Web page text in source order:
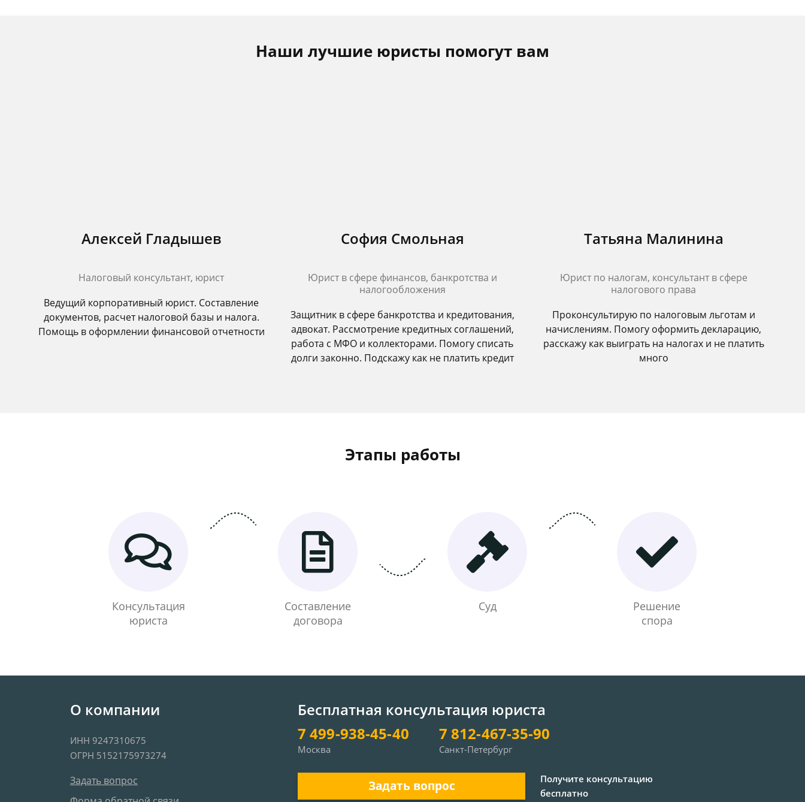
Наши лучшие юристы помогут вам
Алексей Гладышев
Налоговый консультант, юрист
Ведущий корпоративный юрист. Составление
документов, расчет налоговой базы и налога.
Помощь в оформлении финансовой отчетности
София Смольная
Юрист в сфере финансов, банкротства и
налогообложения
Защитник в сфере банкротства и кредитования,
адвокат. Рассмотрение кредитных соглашений,
работа с МФО и коллекторами. Помогу списать
долги законно. Подскажу как не платить кредит
Татьяна Малинина
Юрист по налогам, консультант в сфере
налогового права
Проконсультирую по налоговым льготам и
начислениям. Помогу оформить декларацию,
расскажу как выиграть на налогах и не платить
много
Этапы работы
Консультация
юриста
Составление
договора
Суд
Решение
спора
О компании
ИНН 9247310675
ОГРН 5152175973274
Задать вопрос
Бесплатная консультация юриста
7 499-938-45-40
Москва
7 812-467-35-90
Санкт-Петербург
Задать вопрос
Получите консультацию
бесплатно